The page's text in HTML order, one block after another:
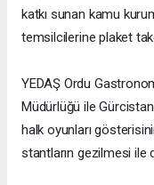
katkı sunan kamu
temsilcilerine plaket
YEDAŞ Ordu
Müdürlüğü ile
halk oyunları
stantların gezilmesi ile